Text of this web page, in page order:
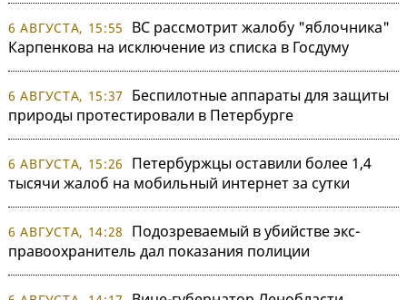
6 АВГУСТА, 15:55
ВС рассмотрит жалобу "яблочника"
Карпенкова на исключение из списка в Госдуму
6 АВГУСТА, 15:37
Беспилотные аппараты для защиты
природы протестировали в Петербурге
6 АВГУСТА, 15:26
Петербуржцы оставили более 1,4
тысячи жалоб на мобильный интернет за сутки
6 АВГУСТА, 14:28
Подозреваемый в убийстве экс-
правоохранитель дал показания полиции